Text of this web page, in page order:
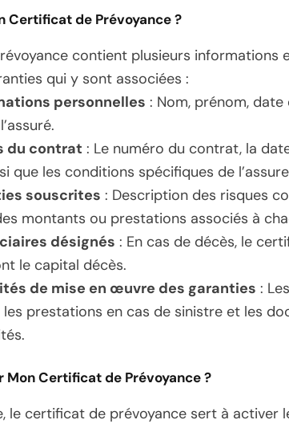
Certificat de Prévoyance ?
contient plusieurs informations
qui y sont associées :
personnelles : Nom, prénom,
du contrat : Le numéro du contrat, la
que les conditions spécifiques de
souscrites : Description des risques
montants ou prestations associés à
désignés : En cas de décès, le
le capital décès.
de mise en œuvre des garanties :
les prestations en cas de sinistre et les
Certificat de Prévoyance ?
le certificat de prévoyance sert à activer